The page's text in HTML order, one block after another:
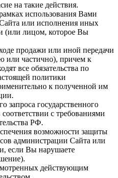
на такие действия.
использования Вами
или исполнения иных
(или лицом, которое Вы
продажи или иной передачи
или частично), причем к
все обязательства по
политики
к полученной им
запроса государственного
с требованиями
РФ.
возможности защиты
администрации Сайта или
если Вы нарушаете
действующим